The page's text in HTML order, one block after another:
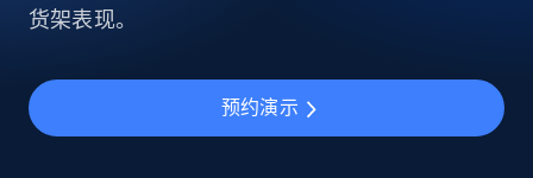
货架表现。
预约演示